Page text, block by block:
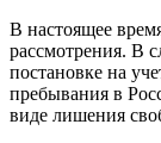
В настоящее
рассмотрения. В
постановке на
пребывания в
виде лишения